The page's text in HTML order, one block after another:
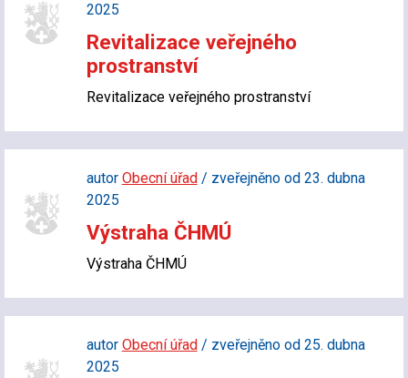
2025
Revitalizace veřejného
prostranství
Revitalizace veřejného prostranství
autor Obecní úřad/ zveřejněno od 23. dubna
2025
Výstraha ČHMÚ
Výstraha ČHMÚ
autor Obecní úřad/ zveřejněno od 25. dubna
2025